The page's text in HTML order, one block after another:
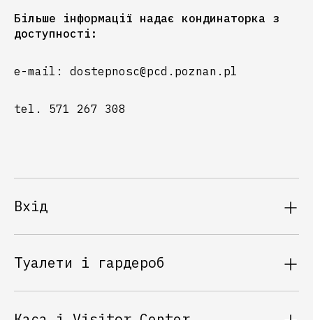
Більше інформації надає кондинаторка з
доступності:
e-mail: dostepnosc@pcd.poznan.pl
tel. 571 267 308
Вхід
Туалети і гардероб